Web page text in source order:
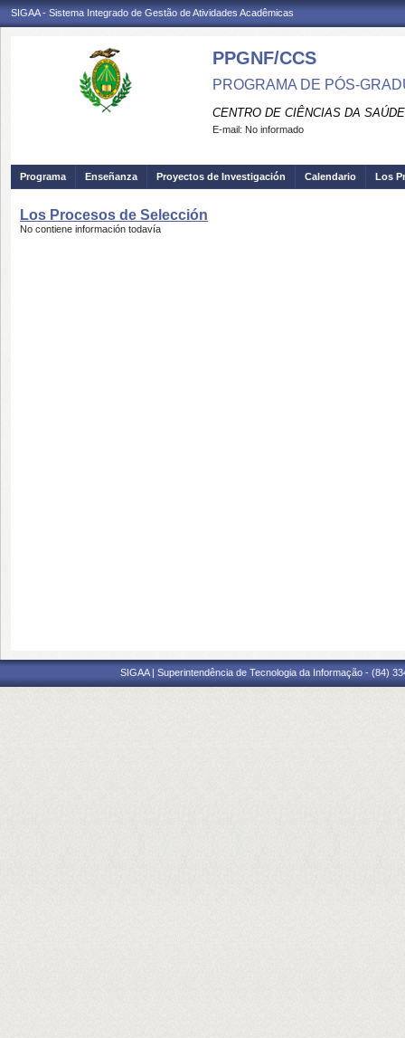
SIGAA - Sistema Integrado de Gestão de Atividades Acadêmicas
PPGNF/CCS
PROGRAMA DE PÓS-
CENTRO DE CIÊNCIAS DA SAÚDE
E-mail: No informado
Programa Enseñanza Proyectos de Investigación Calendario Los
Los Procesos de Selección
No contiene información todavía
SIGAA | Superintendência de Tecnologia da Informação - (84)